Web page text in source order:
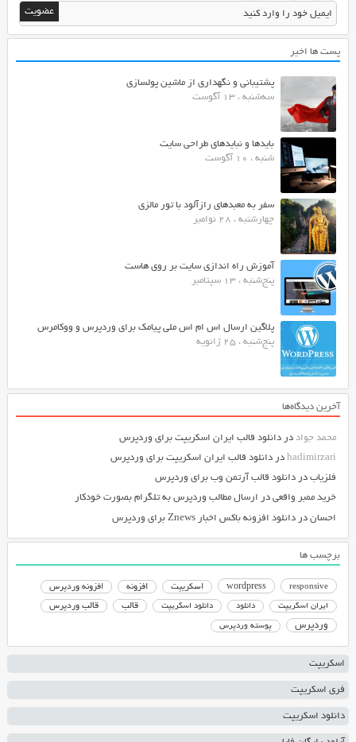
پست ها اخیر
پشتیبانی و نگهداری از ماشین پولسازی
سه‌شنبه ، 13 آگوست
بایدها و نبایدهای طراحی سایت
شنبه ، 10 آگوست
سفر به معبدهای رازآلود با تور مالزی
چهارشنبه ، 28 نوامبر
آموزش راه اندازی سایت بر روی هاست
پنج‌شنبه ، 13 سپتامبر
پلاگین ارسال اس ام اس ملی پیامک برای وردپرس و ووکامرس
پنج‌شنبه ، 25 ژانویه
آخرین دیدگاه‌ها
محمد جواددر دانلود قالب ایران اسکریپت برای وردپرس
hadimirzariدر دانلود قالب ایران اسکریپت برای وردپرس
فلزیابدر دانلود قالب آرتمن وب برای وردپرس
خرید ممبر واقعیدر ارسال مطالب وردپرس به تلگرام بصورت خودکار
احساندر دانلود افزونه باکس اخبار Znews برای وردپرس
برچسب ها
responsive
wordpress اسکریپت افزونه افزونه وردپرس
ایران اسکریپت دانلود دانلود اسکریپت قالب قالب وردپرس
وردپرس پوسته وردپرس
اسکریپت
فری اسکریپت
دانلود اسکریپت